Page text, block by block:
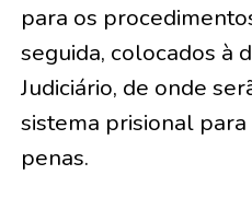
para os
seguida, colocados à
Judiciário, de onde
sistema prisional
penas.